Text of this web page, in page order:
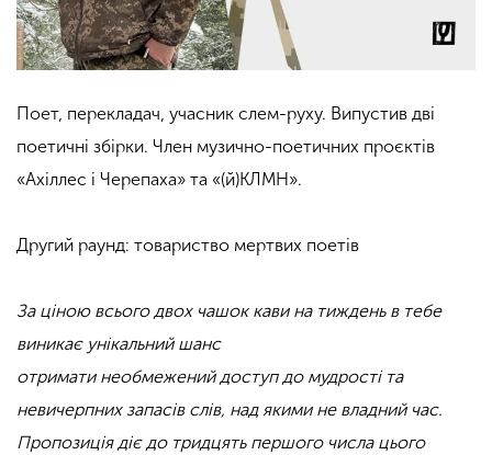
Поет, перекладач, учасник слем-руху. Випустив дві
поетичні збірки. Член музично-поетичних проєктів
«Ахіллес і Черепаха» та «(й)КЛМН».
Другий раунд: товариство мертвих поетів
За ціною всього двох чашок кави на тиждень в тебе
виникає унікальний шанс
отримати необмежений доступ до мудрості та
невичерпних запасів слів, над якими не владний час.
Пропозиція діє до тридцять першого числа цього